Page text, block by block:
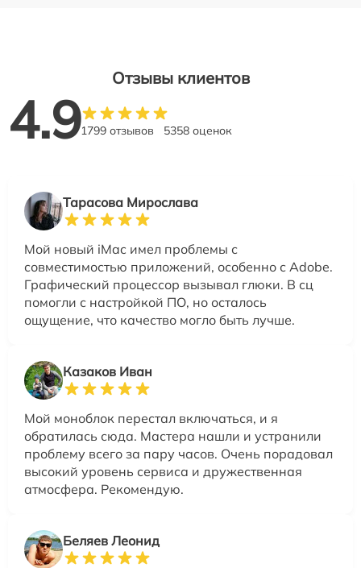
Отзывы клиентов
4.91799 отзывов 5358 оценок
Тарасова Мирослава
Мой новый iMac имел проблемы с
совместимостью приложений, особенно с Adobe.
Графический процессор вызывал глюки. В сц
помогли с настройкой ПО, но осталось
ощущение, что качество могло быть лучше.
Казаков Иван
Мой моноблок перестал включаться, и я
обратилась сюда. Мастера нашли и устранили
проблему всего за пару часов. Очень порадовал
высокий уровень сервиса и дружественная
атмосфера. Рекомендую.
Беляев Леонид